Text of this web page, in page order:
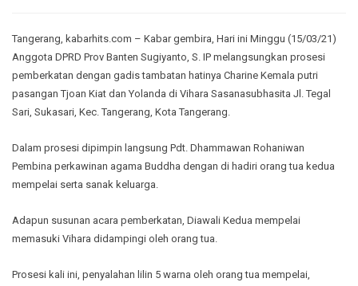
Tangerang, kabarhits.com – Kabar gembira, Hari ini Minggu (15/03/21)
Anggota DPRD Prov Banten Sugiyanto, S. IP melangsungkan prosesi
pemberkatan dengan gadis tambatan hatinya Charine Kemala putri
pasangan Tjoan Kiat dan Yolanda di Vihara Sasanasubhasita Jl. Tegal
Sari, Sukasari, Kec. Tangerang, Kota Tangerang.
Dalam prosesi dipimpin langsung Pdt. Dhammawan Rohaniwan
Pembina perkawinan agama Buddha dengan di hadiri orang tua kedua
mempelai serta sanak keluarga.
Adapun susunan acara pemberkatan, Diawali Kedua mempelai
memasuki Vihara didampingi oleh orang tua.
Prosesi kali ini, penyalahan lilin 5 warna oleh orang tua mempelai,